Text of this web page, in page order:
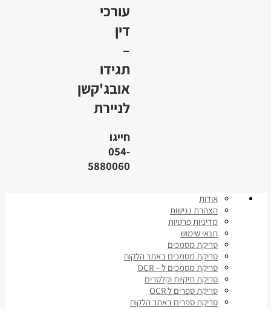
עורכי
דין
–
תגידו
אובג'קשן
לניירת
חייגו
054-
5880060
אודות
הצהרת נגישות
מדיניות פרטיות
תנאי שימוש
סריקת מסמכים
סריקת מסמכים באתר הלקוח
סריקת מסמכים ל – OCR
סריקת תיקיות וקלסרים
סריקת ספרים ל OCR
סריקת ספרים באתר הלקוח